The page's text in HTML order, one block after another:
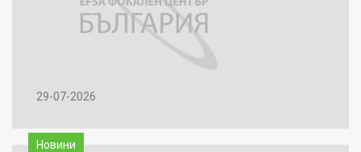
29-07-2026
Новини